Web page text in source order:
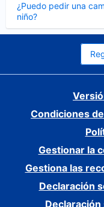
¿Puedo pedir una
niño?
cerrado
Condiciones
Gestionar la
Gestiona las
Declaración